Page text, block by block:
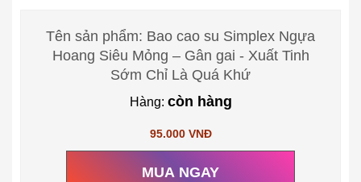
Tên sản phẩm: Bao cao su Simplex Ngựa
Hoang Siêu Mỏng – Gân gai - Xuất Tinh
Sớm Chỉ Là Quá Khứ
Hàng: còn hàng
95.000 VNĐ
MUA NGAY